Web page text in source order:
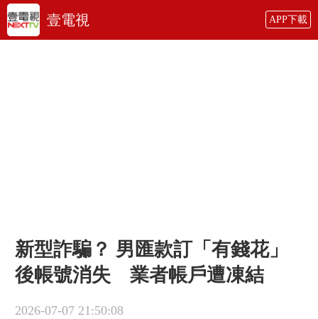
壹電視 APP下載
新型詐騙？ 男匯款訂「有錢花」
後帳號消失 業者帳戶遭凍結
2026-07-07 21:50:08